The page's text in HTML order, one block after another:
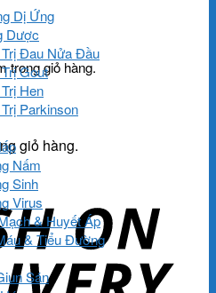
trong giỏ hàng.
giỏ hàng.
Dị Ứng
Dược
Đau Nửa Đầu
Gout
Hen
Parkinson
Nấm
Sinh
Virus
& Huyết Áp
& Tiểu Đường
Sán